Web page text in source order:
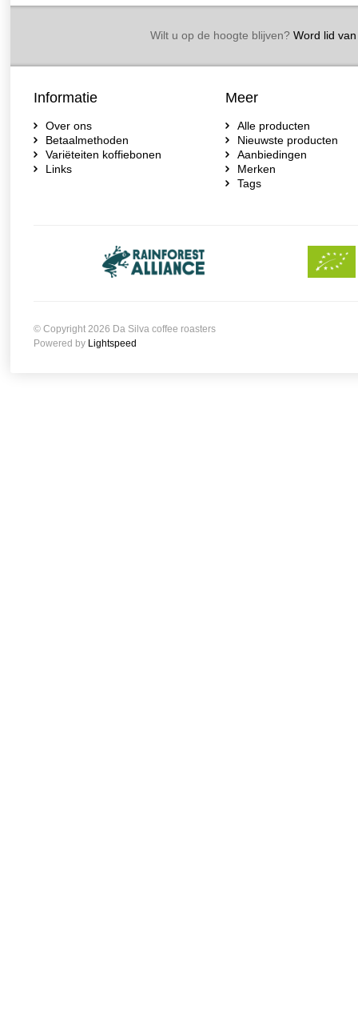
Wilt u op de hoogte blijven?Word lid van
Informatie
Over ons
Betaalmethoden
Variëteiten koffiebonen
Links
Meer
Alle producten
Nieuwste producten
Aanbiedingen
Merken
Tags
© Copyright 2026 Da Silva coffee roasters
Powered by Lightspeed